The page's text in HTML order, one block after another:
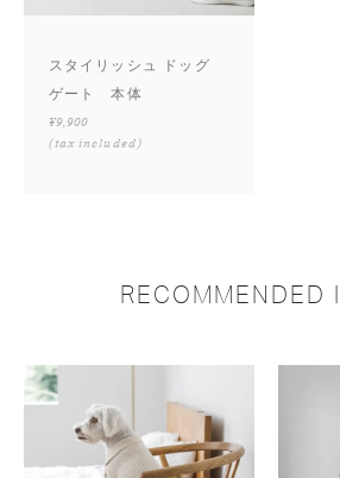
スタイリッシュ ドッグ
ゲート 本体
¥9,900
(tax included)
RECOMMENDED